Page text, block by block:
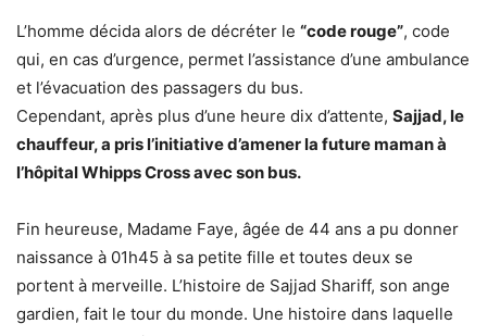
L’homme décida alors de décréter le “code rouge”, code
qui, en cas d’urgence, permet l’assistance d’une ambulance
et l’évacuation des passagers du bus.
Cependant, après plus d’une heure dix d’attente, Sajjad, le
chauffeur, a pris l’initiative d’amener la future maman à
l’hôpital Whipps Cross avec son bus.
Fin heureuse, Madame Faye, âgée de 44 ans a pu donner
naissance à 01h45 à sa petite fille et toutes deux se
portent à merveille. L’histoire de Sajjad Shariff, son ange
gardien, fait le tour du monde. Une histoire dans laquelle